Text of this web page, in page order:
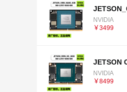
NVIDIA
￥3499
NVIDIA
￥8499